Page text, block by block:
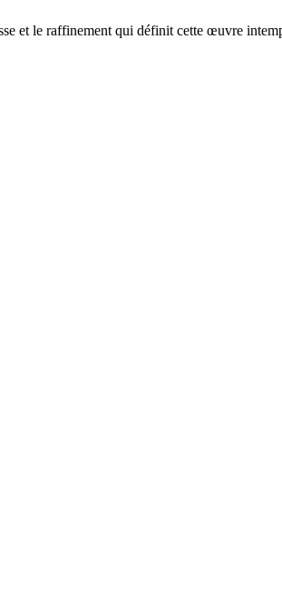
et le raffinement qui définit cette œuvre